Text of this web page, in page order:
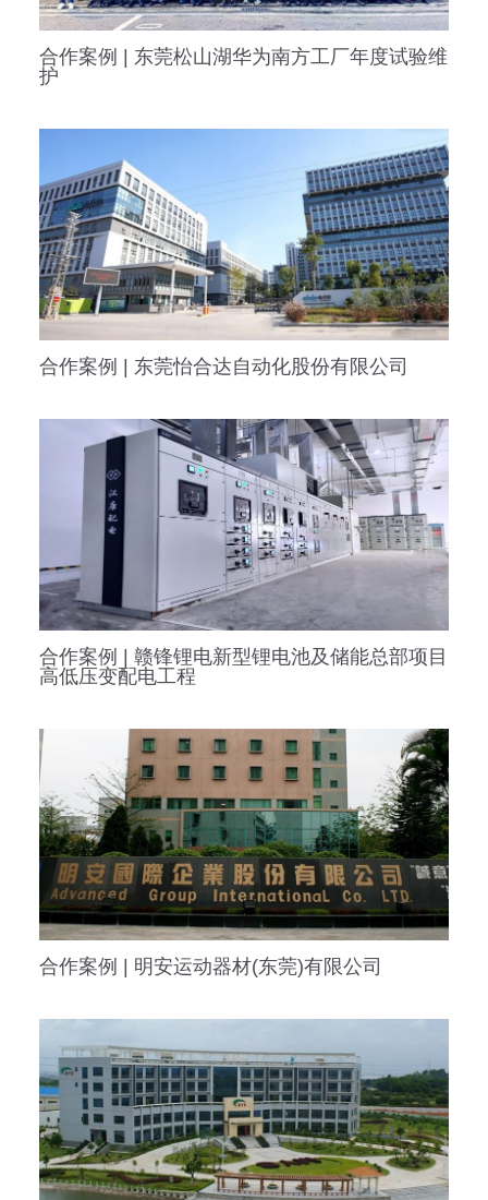
合作案例 | 东莞松山湖华为南方工厂年度试验维
护
合作案例 | 东莞怡合达自动化股份有限公司
合作案例 | 赣锋锂电新型锂电池及储能总部项目
高低压变配电工程
合作案例 | 明安运动器材(东莞)有限公司